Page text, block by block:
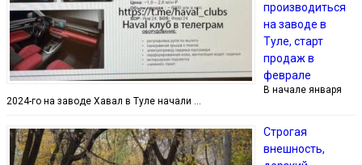
производиться
на заводе в
Туле, старт
продаж в
феврале
В начале января
2024-го на заводе Хавал в Туле начали …
Строгая
внешность,